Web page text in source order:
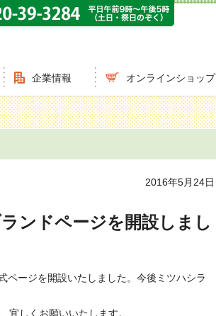
企業情報 オンラインショップ
2016年5月24日
ンドページを開設しまし
ページを開設いたしました。今後ミツハシラ
宜しくお願いいたします。